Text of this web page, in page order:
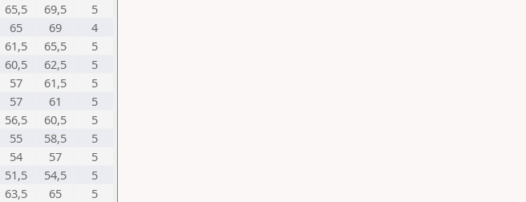
65,5 69,5
5
65 69
4
61,5 65,5
5
60,5 62,5
5
57 61,5
5
57 61
5
56,5 60,5
5
55 58,5
5
54 57
5
51,5 54,5
5
63,5 65
5